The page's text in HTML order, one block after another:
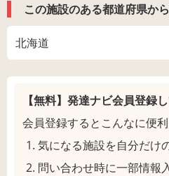
この施設のある都道府県か
北海道
【無料】発達ナビ会員登録
会員登録するとこんなに便利
気になる施設を自分だけ
問い合わせ時に一部情報